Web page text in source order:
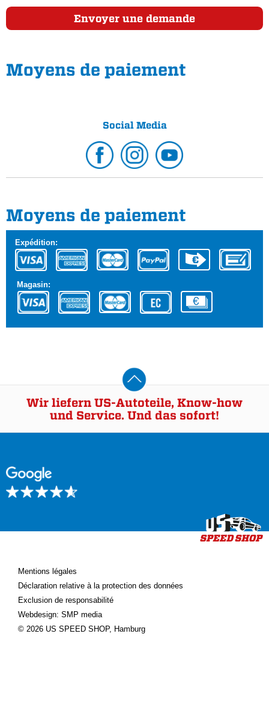
Envoyer une demande
Moyens de paiement
Social Media
Moyens de paiement
Expédition:
Magasin:
Wir liefern US-Autoteile, Know-how
und Service. Und das sofort!
Mentions légales
Déclaration relative à la protection des données
Exclusion de responsabilité
Webdesign: SMP media
© 2026 US SPEED SHOP, Hamburg